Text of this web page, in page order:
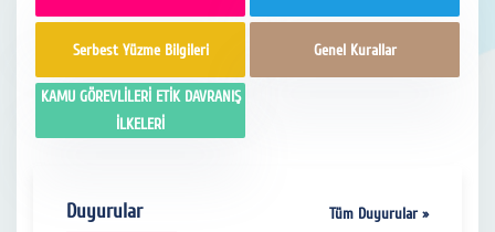
Serbest Yüzme Bilgileri Genel Kurallar
KAMU GÖREVLİLERİ ETİK DAVRANIŞ
İLKELERİ
Duyurular Tüm Duyurular »